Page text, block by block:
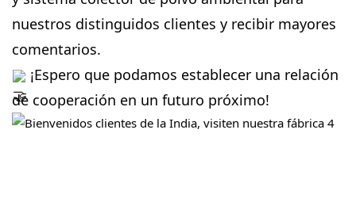
nuestros distinguidos clientes y recibir mayores
comentarios.
¡Espero que podamos establecer una relación
de cooperación en un futuro próximo!